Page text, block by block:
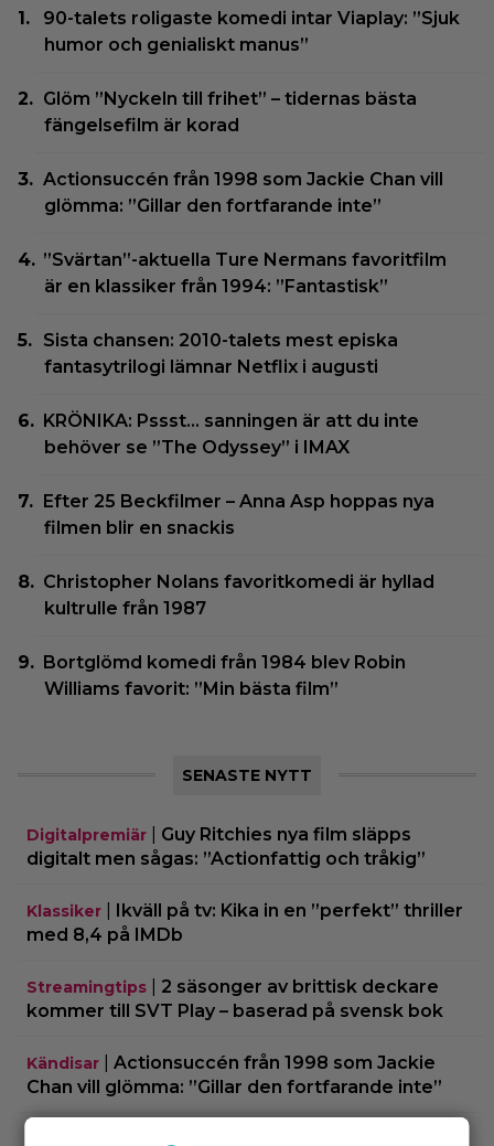
90-talets roligaste komedi intar Viaplay: ”Sjuk
humor och genialiskt manus”
Glöm ”Nyckeln till frihet” – tidernas bästa
fängelsefilm är korad
Actionsuccén från 1998 som Jackie Chan vill
glömma: ”Gillar den fortfarande inte”
”Svärtan”-aktuella Ture Nermans favoritfilm
är en klassiker från 1994: ”Fantastisk”
Sista chansen: 2010-talets mest episka
fantasytrilogi lämnar Netflix i augusti
KRÖNIKA: Pssst… sanningen är att du inte
behöver se ”The Odyssey” i IMAX
Efter 25 Beckfilmer – Anna Asp hoppas nya
filmen blir en snackis
Christopher Nolans favoritkomedi är hyllad
kultrulle från 1987
Bortglömd komedi från 1984 blev Robin
Williams favorit: ”Min bästa film”
SENASTE NYTT
Digitalpremiär
Guy Ritchies nya film släpps
digitalt men sågas: ”Actionfattig och tråkig”
Klassiker
Ikväll på tv: Kika in en ”perfekt” thriller
med 8,4 på IMDb
Streamingtips
2 säsonger av brittisk deckare
kommer till SVT Play – baserad på svensk bok
Kändisar
Actionsuccén från 1998 som Jackie
Chan vill glömma: ”Gillar den fortfarande inte”